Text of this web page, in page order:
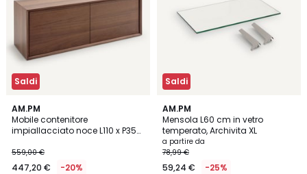
Saldi
AM.PM
Mobile contenitore
impiallacciato noce L110 x P35
559,00 €
447,20 € -20%
3,6
/ 5
Saldi
AM.PM
Mensola L60 cm in vetro
temperato, Archivita XL
a partire da
78,99 €
59,24 € -25%
5
/
5
2
Colori